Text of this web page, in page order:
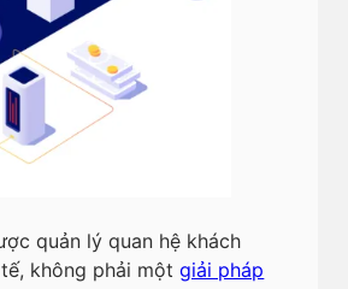
quản lý quan hệ khách
tế, không phải mộtgiải pháp